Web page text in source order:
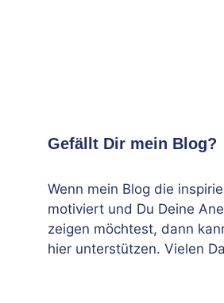
Gefällt Dir mein Blog?
Wenn mein Blog die
motiviert und Du Deine
zeigen möchtest, dann
hier unterstützen. Vielen